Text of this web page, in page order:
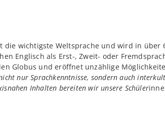
wichtigste Weltsprache und wird in über
Englisch als Erst-, Zweit- oder
Globus und eröffnet unzählige
Sprachkenntnisse, sondern auch
Inhalten bereiten wir unsere Schüler